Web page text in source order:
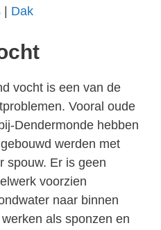
Dak
vocht is een van de
Vooral oude
Dendermonde hebben
werden met
spouw. Er is geen
voorzien
naar binnen
als sponzen en